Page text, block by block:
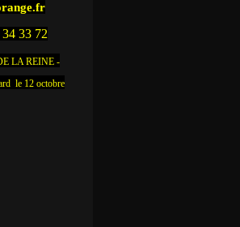
33 72
LA REINE -
le 12 octobre